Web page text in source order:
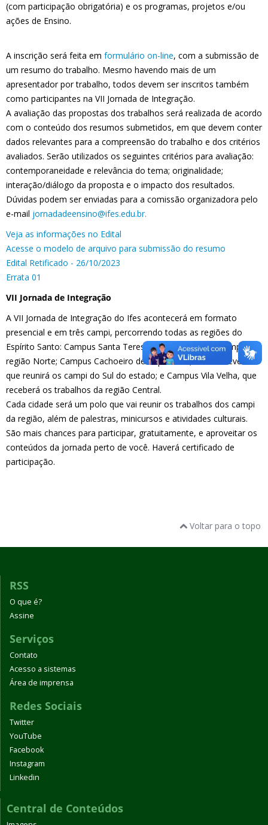
(com participação obrigatória) e os programas, projetos e/ou
ações de Ensino.
A inscrição será feita em formulário on-line, com a submissão de
um resumo do trabalho. Mesmo havendo mais de um
apresentador por trabalho, todos devem ser inscritos também
como participantes na VII Jornada de Integração.
A avaliação das propostas dos trabalhos será realizada de acordo
com o conteúdo dos resumos submetidos, em que devem conter
dados relevantes para a compreensão do trabalho e dos critérios
avaliados. Serão utilizados os seguintes critérios para avaliação:
contemporaneidade e relevância do tema; originalidade;
interação/diálogo da proposta e o impacto dos resultados.
Dúvidas podem ser enviadas para a comissão organizadora pelo
e-mail jornadadeensino@ifes.edu.br.
Veja as informações no Edital
Acesse o modelo de arquivo para submissão do resumo
Edital Retificado - 26/10/2023
Errata 01
VII Jornada de Integração
A VII Jornada de Integração do Ifes acontecerá em formato
presencial e em três campi, percorrendo todas as regiões do
Espírito Santo: Campus Santa Teresa, que receberá os campi da
região Norte; Campus Cachoeiro de Itapemirim, sede do evento
que reunirá os campi do Sul do estado; e Campus Vila Velha, que
receberá os trabalhos da região Central.
Cada cidade será um polo que vai reunir os trabalhos dos campi
da região, além de palestras, minicursos e atividades culturais.
São mais chances para participar, gratuitamente, e aproveitar os
conteúdos da jornada perto de você. Haverá certificado de
participação.
Voltar para o topo
RSS
O que é?
Assine
Serviços
Contato
Acesso a sistemas
Área de imprensa
Redes Sociais
Twitter
YouTube
Facebook
Instagram
Linkedin
Central de Conteúdos